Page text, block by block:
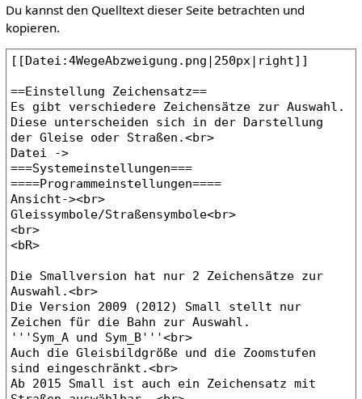
Du kannst den Quelltext dieser Seite betrachten und
kopieren.